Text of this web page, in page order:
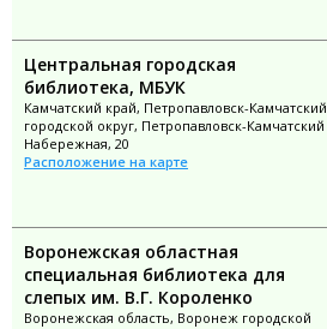
Центральная городская
библиотека, МБУК
Камчатский край, Петропавловск-Камчатский
городской округ, Петропавловск-Камчатский
Набережная, 20
Расположение на карте
Воронежская областная
специальная библиотека для
слепых им. В.Г. Короленко
Воронежская область, Воронеж городской